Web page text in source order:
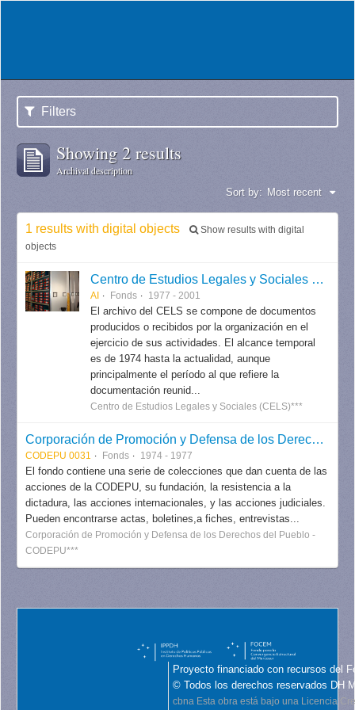
Filters
Showing 2 results
Archival description
Sort by: Most recent
1 results with digital objects
Show results with digital
objects
Centro de Estudios Legales y Sociales (CELS)
AI Fonds 1977 - 2001
El archivo del CELS se compone de documentos
producidos o recibidos por la organización en el
ejercicio de sus actividades. El alcance temporal
es de 1974 hasta la actualidad, aunque
principalmente el período al que refiere la
documentación reunid...
Centro de Estudios Legales y Sociales (CELS)***
Corporación de Promoción y Defensa de los Derechos del Pueblo CODEPU
CODEPU 0031 Fonds 1974 - 1977
El fondo contiene una serie de colecciones que dan cuenta de las
acciones de la CODEPU, su fundación, la resistencia a la
dictadura, las acciones internacionales, y las acciones judiciales.
Pueden encontrarse actas, boletines,a fiches, entrevistas...
Corporación de Promoción y Defensa de los Derechos del Pueblo -
CODEPU***
Proyecto financiado con recursos del
© Todos los derechos reservados DH
cbna Esta obra está bajo una Licencia